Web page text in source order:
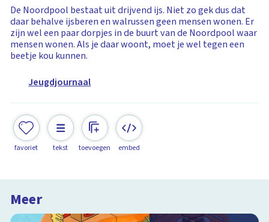
De Noordpool bestaat uit drijvend ijs. Niet zo gek dus dat
daar behalve ijsberen en walrussen geen mensen wonen. Er
zijn wel een paar dorpjes in de buurt van de Noordpool waar
mensen wonen. Als je daar woont, moet je wel tegen een
beetje kou kunnen.
Jeugdjournaal
favoriet tekst toevoegen embed
Meer